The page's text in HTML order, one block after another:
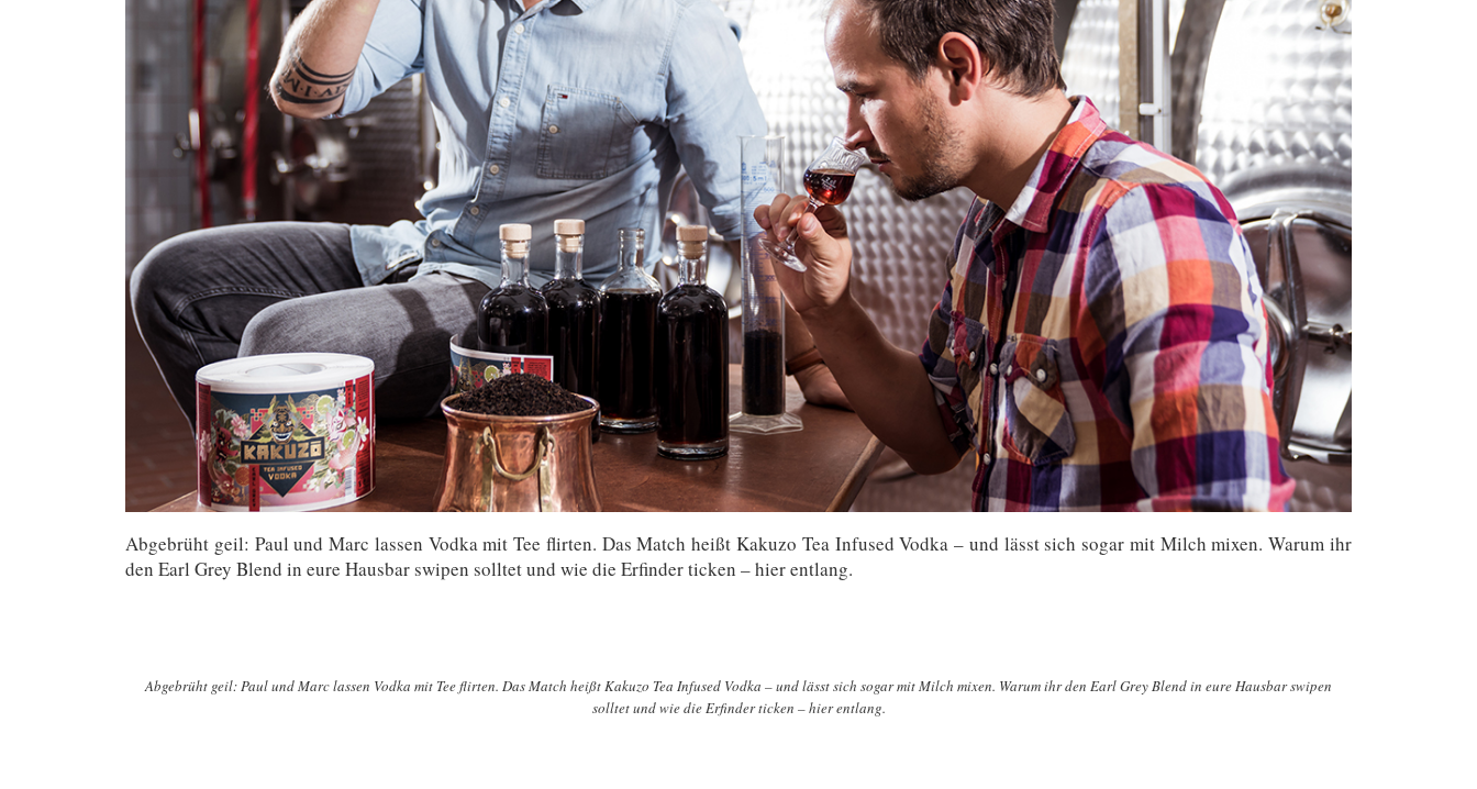
Abgebrüht geil: Paul und Marc lassen Vodka mit Tee flirten. Das Match heißt Kakuzo Tea Infused Vodka – und lässt sich sogar mit Milch mixen. Warum ihr
den Earl Grey Blend in eure Hausbar swipen solltet und wie die Erfinder ticken – hier entlang.
Abgebrüht geil: Paul und Marc lassen Vodka mit Tee flirten. Das Match heißt Kakuzo Tea Infused Vodka – und lässt sich sogar mit Milch mixen. Warum ihr den Earl Grey Blend in eure Hausbar swipen
solltet und wie die Erfinder ticken – hier entlang.